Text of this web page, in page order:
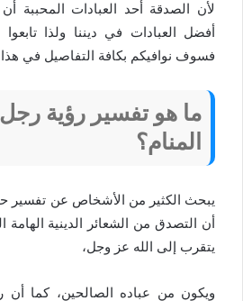
لأن الصدقة أحد العبادات المحببة
أفضل العبادات في ديننا ولذا
فسوف نوافيكم بكافة التفاصيل في
ما هو تفسير رؤية
المنام؟
يبحث الكثير من الأشخاص عن تفسير
أن التصدق من الشعائر الدينية
يتقرب إلى الله عز وجل،
ويكون من عباده الصالحين، كما أن